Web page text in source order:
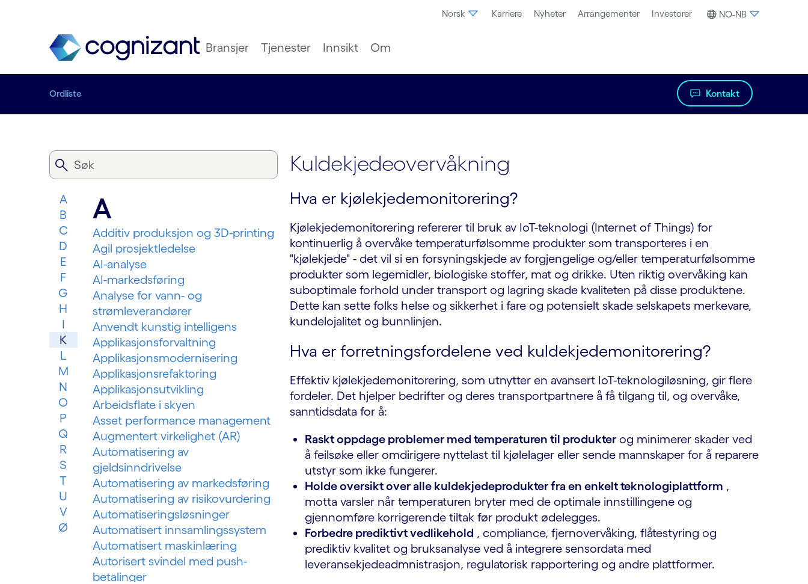
Norsk Karriere Nyheter Arrangementer Investorer NO-NB
Bransjer Tjenester Innsikt Om
Ordliste Kontakt
A
B
C
D
E
F
G
H
I
K
L
M
N
O
P
Q
R
S
T
U
V
Ø
A
Additiv produksjon og 3D-printing
Agil prosjektledelse
AI-analyse
AI-markedsføring
Analyse for vann- og
strømleverandører
Anvendt kunstig intelligens
Applikasjonsforvaltning
Applikasjonsmodernisering
Applikasjonsrefaktoring
Applikasjonsutvikling
Arbeidsflate i skyen
Asset performance management
Augmentert virkelighet (AR)
Automatisering av
gjeldsinndrivelse
Automatisering av markedsføring
Automatisering av risikovurdering
Automatiseringsløsninger
Automatisert innsamlingssystem
Automatisert maskinlæring
Autorisert svindel med push-
betalinger
Kuldekjedeovervåkning
Hva er kjølekjedemonitorering?
Kjølekjedemonitorering refererer til bruk av IoT-teknologi (Internet of Things) for
kontinuerlig å overvåke temperaturfølsomme produkter som transporteres i en
"kjølekjede" - det vil si en forsyningskjede av forgjengelige og/eller temperaturfølsomme
produkter som legemidler, biologiske stoffer, mat og drikke. Uten riktig overvåking kan
suboptimale forhold under transport og lagring skade kvaliteten på disse produktene.
Dette kan sette folks helse og sikkerhet i fare og potensielt skade selskapets merkevare,
kundelojalitet og bunnlinjen.
Hva er forretningsfordelene ved kuldekjedemonitorering?
Effektiv kjølekjedemonitorering, som utnytter en avansert IoT-teknologiløsning, gir flere
fordeler. Det hjelper bedrifter og deres transportpartnere å få tilgang til, og overvåke,
sanntidsdata for å:
Raskt oppdage problemer med temperaturen til produkter og minimerer skader ved
å feilsøke eller omdirigere nyttelast til kjølelager eller sende mannskaper for å reparere
utstyr som ikke fungerer.
Holde oversikt over alle kuldekjedeprodukter fra en enkelt teknologiplattform ,
motta varsler når temperaturen bryter med de optimale innstillingene og
gjennomføre korrigerende tiltak før produkt ødelegges.
Forbedre prediktivt vedlikehold , compliance, fjernovervåking, flåtestyring og
prediktiv kvalitet og bruksanalyse ved å integrere sensordata med
leveransekjedeadmnistrasjon, regulatorisk rapportering og andre plattformer.